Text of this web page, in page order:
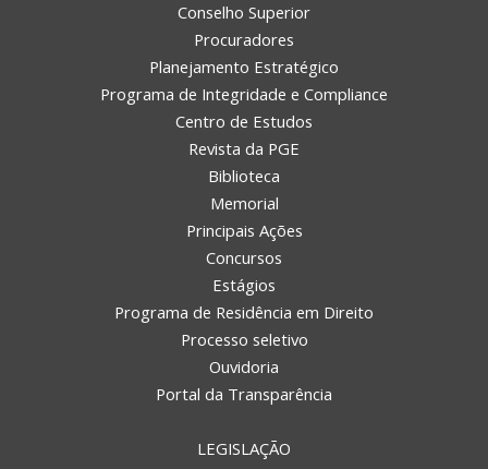
Conselho Superior
Procuradores
Planejamento Estratégico
Programa de Integridade e Compliance
Centro de Estudos
Revista da PGE
Biblioteca
Memorial
Principais Ações
Concursos
Estágios
Programa de Residência em Direito
Processo seletivo
Ouvidoria
Portal da Transparência
LEGISLAÇÃO